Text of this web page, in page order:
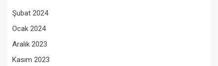
Şubat 2024
Ocak 2024
Aralık 2023
Kasım 2023